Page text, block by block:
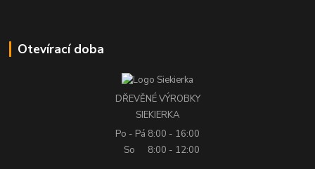
Otevírací doba
DŘEVĚNÉ VÝROBKY
SIEKIERKA
Po - Pá 8:00 - 16:00
So
8:00 - 12:00